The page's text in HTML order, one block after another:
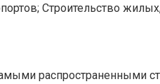
Строительство
распространенными